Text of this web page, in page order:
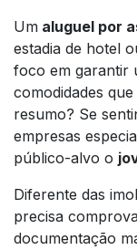
Um aluguel por
estadia de hotel
foco em garantir
comodidades
resumo? Se
empresas
público-alvo o
Diferente das
precisa
documentação